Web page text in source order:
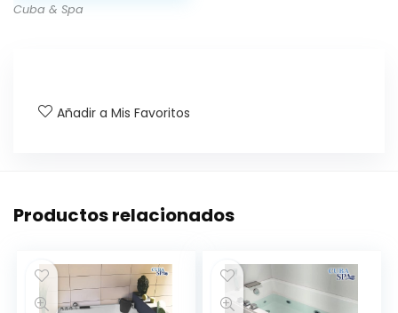
Cuba & Spa
Añadir a Mis Favoritos
Productos relacionados